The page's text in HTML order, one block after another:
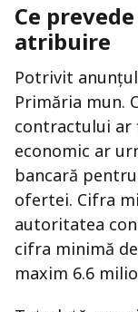
Ce
atribuire
Potrivit
Primăria mun.
contractului ar
economic ar
bancară
ofertei. Cifra
autoritatea
cifra minimă
maxim 6.6